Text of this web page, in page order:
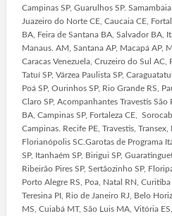
Campinas SP, Guarulhos SP.
Juazeiro do Norte CE, Caucaia CE,
BA, Feira de Santana BA, Salvador BA,
Manaus. AM, Santana AP, Macapá AP,
Caracas Venezuela, Cruzeiro do Sul AC,
Tatuí SP, Várzea Paulista SP,
Poá SP, Ourinhos SP, Rio Grande RS,
Claro SP, Acompanhantes Travestis São
BA, Campinas SP, Fortaleza CE,
Campinas. Recife PE, Travestis,
Florianópolis SC.Garotas de Programa
SP, Itanhaém SP, Birigui SP,
Ribeirão Pires SP, Sertãozinho SP,
Porto Alegre RS, Poa, Natal RN, Curitiba
Teresina PI, Rio de Janeiro RJ, Belo
MS, Cuiabá MT, São Luis MA, Vitória